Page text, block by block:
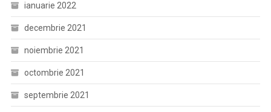
ianuarie 2022
decembrie 2021
noiembrie 2021
octombrie 2021
septembrie 2021